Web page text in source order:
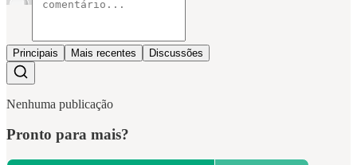
Principais Mais recentes Discussões
Nenhuma publicação
Pronto para mais?